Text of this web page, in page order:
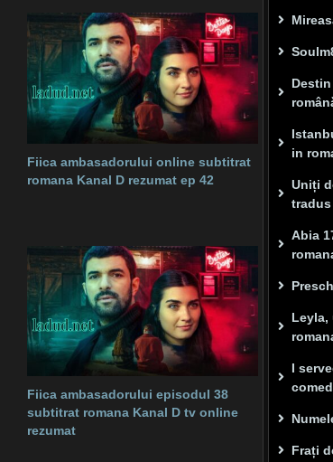
Fiica ambasadorului online subtitrat
romana Kanal D rezumat ep 42
Fiica ambasadorului episodul 38
subtitrat romana Kanal D tv online
rezumat
in
Uniți
Abia
Leyla,
I
Frați